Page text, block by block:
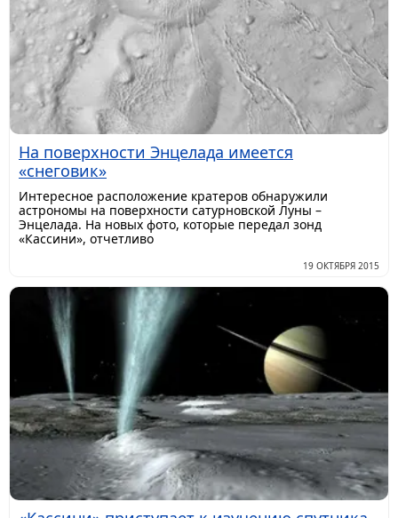
На поверхности Энцелада имеется
«снеговик»
Интересное расположение кратеров обнаружили
астрономы на поверхности сатурновской Луны –
Энцелада. На новых фото, которые передал зонд
«Кассини», отчетливо
19 ОКТЯБРЯ 2015